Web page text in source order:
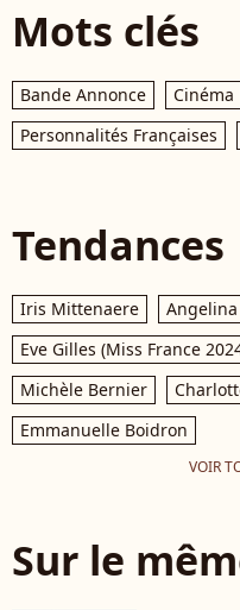
Mots clés
Bande Annonce Cinéma
Personnalités Françaises
Tendances
Iris Mittenaere
Angelina
Eve Gilles (Miss France
Michèle Bernier
Emmanuelle Boidron
VOIR
Sur le